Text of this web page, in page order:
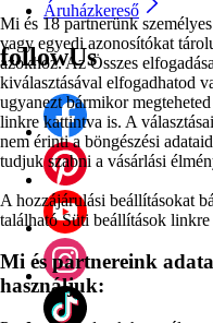
Mi és 18 partnerünk
vagy egyedi azonosítókat
azokhoz. Az Összes
kiválasztásával elfogadhatod
ugyanezt bármikor
linkre kattintva is. A
nem érinti a böngészési
tudjuk szabni a vásárlási
A hozzájárulási beállításokat
található Süti beállítások
Mi és partnereink
használjuk:
Áruházkereső
followUs